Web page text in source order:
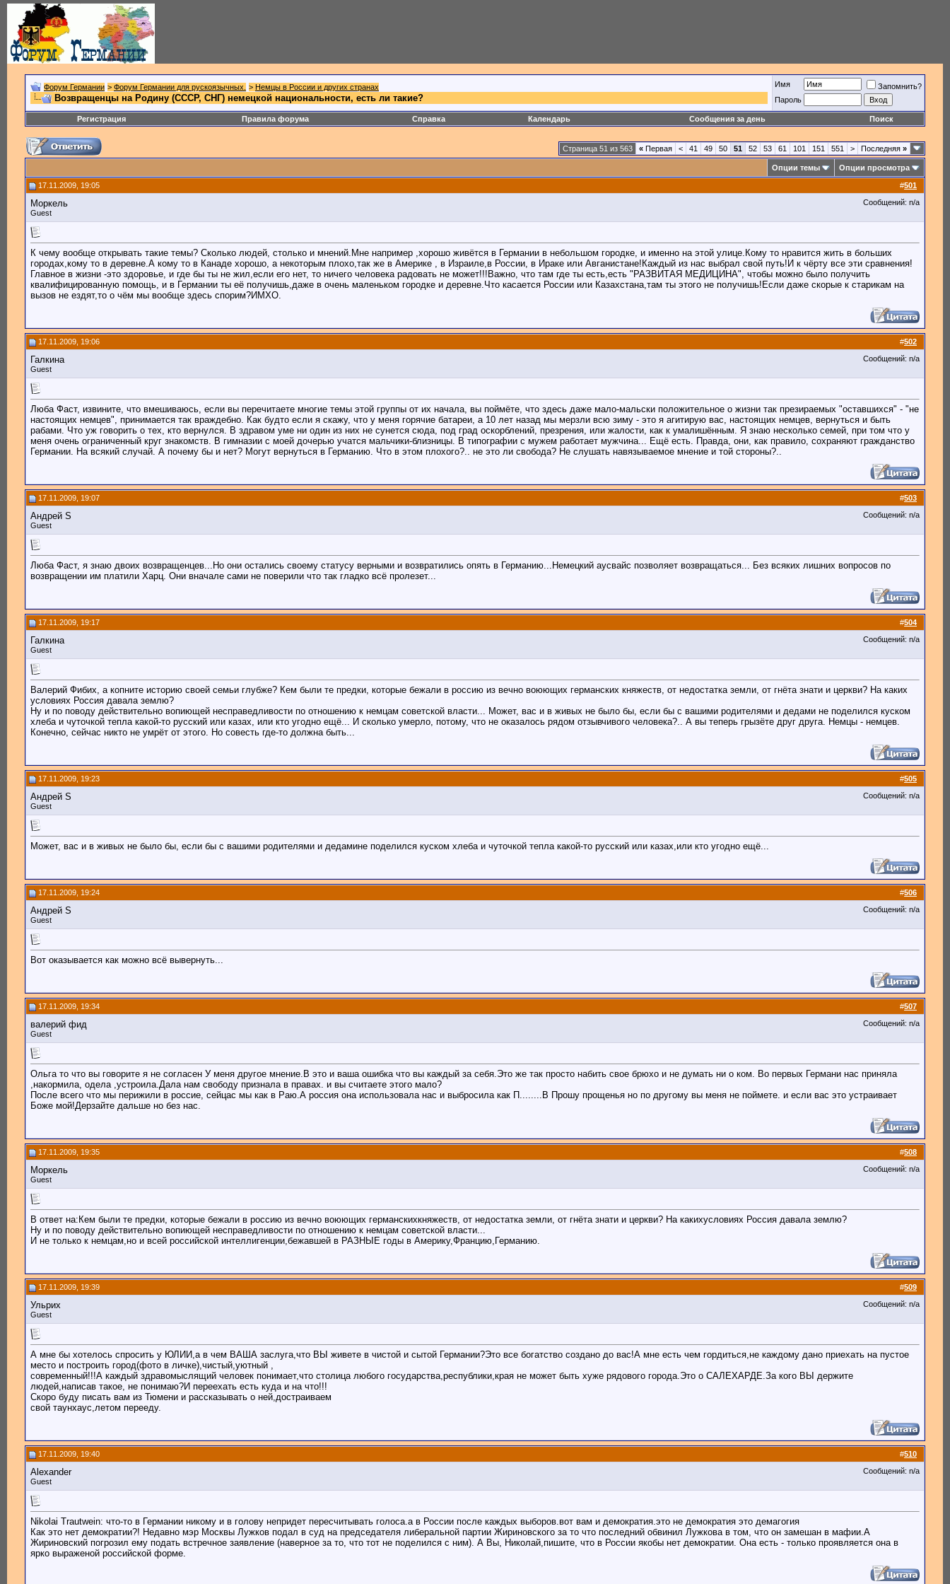
Форум Германии > Форум Германии для рускоязычных. > Немцы в России и других странах
Возвращенцы на Родину (СССР, СНГ) немецкой национальности, есть ли такие?
Имя
Запомнить?
Пароль
Регистрация Правила форума Справка Календарь Сообщения за день Поиск
Страница 51 из 563 « Первая < 41 49 50 51 52 53 61 101 151 551 > Последняя »
Опции темы Опции просмотра
#501
17.11.2009, 19:05
Моркель
Guest
Сообщений: n/a
К чему вообще открывать такие темы? Сколько людей, столько и мнений.Мне например ,хорошо живётся в Германии в небольшом городке, и именно на этой улице.Кому то нравится жить в больших
городах,кому то в деревне.А кому то в Канаде хорошо, а некоторым плохо,так же в Америке , в Израиле,в России, в Ираке или Авганистане!Каждый из нас выбрал свой путь!И к чёрту все эти сравнения!
Главное в жизни -это здоровье, и где бы ты не жил,если его нет, то ничего человека радовать не может!!!Важно, что там где ты есть,есть "РАЗВИТАЯ МЕДИЦИНА", чтобы можно было получить
квалифицированную помощь, и в Германии ты её получишь,даже в очень маленьком городке и деревне.Что касается России или Казахстана,там ты этого не получишь!Если даже скорые к старикам на
вызов не ездят,то о чём мы вообще здесь спорим?ИМХО.
#502
17.11.2009, 19:06
Галкина
Guest
Сообщений: n/a
Люба Фаст, извините, что вмешиваюсь, если вы перечитаете многие темы этой группы от их начала, вы поймёте, что здесь даже мало-мальски положительное о жизни так презираемых "оставшихся" - "не
настоящих немцев", принимается так враждебно. Как будто если я скажу, что у меня горячие батареи, а 10 лет назад мы мерзли всю зиму - это я агитирую вас, настоящих немцев, вернуться и быть
рабами. Что уж говорить о тех, кто вернулся. В здравом уме ни один из них не сунется сюда, под град оскорблений, презрения, или жалости, как к умалишённым. Я знаю несколько семей, при том что у
меня очень ограниченный круг знакомств. В гимназии с моей дочерью учатся мальчики-близницы. В типографии с мужем работает мужчина... Ещё есть. Правда, они, как правило, сохраняют гражданство
Германии. На всякий случай. А почему бы и нет? Могут вернуться в Германию. Что в этом плохого?.. не это ли свобода? Не слушать навязываемое мнение и той стороны?..
#503
17.11.2009, 19:07
Андрей S
Guest
Сообщений: n/a
Люба Фаст, я знаю двоих возвращенцев...Но они остались своему статусу верными и возвратились опять в Германию...Немецкий аусвайс позволяет возвращаться... Без всяких лишних вопросов по
возвращении им платили Харц. Они вначале сами не поверили что так гладко всё пролезет...
#504
17.11.2009, 19:17
Галкина
Guest
Сообщений: n/a
Валерий Фибих, а копните историю своей семьи глубже? Кем были те предки, которые бежали в россию из вечно воюющих германских княжеств, от недостатка земли, от гнёта знати и церкви? На каких
условиях Россия давала землю?
Ну и по поводу действительно вопиющей несправедливости по отношению к немцам советской власти... Может, вас и в живых не было бы, если бы с вашими родителями и дедами не поделился куском
хлеба и чуточкой тепла какой-то русский или казах, или кто угодно ещё... И сколько умерло, потому, что не оказалось рядом отзывчивого человека?.. А вы теперь грызёте друг друга. Немцы - немцев.
Конечно, сейчас никто не умрёт от этого. Но совесть где-то должна быть...
#505
17.11.2009, 19:23
Андрей S
Guest
Сообщений: n/a
Может, вас и в живых не было бы, если бы с вашими родителями и дедамине поделился куском хлеба и чуточкой тепла какой-то русский или казах,или кто угодно ещё...
#506
17.11.2009, 19:24
Андрей S
Guest
Сообщений: n/a
Вот оказывается как можно всё вывернуть...
#507
17.11.2009, 19:34
валерий фид
Guest
Сообщений: n/a
Ольга то что вы говорите я не согласен У меня другое мнение.В это и ваша ошибка что вы каждый за себя.Это же так просто набить свое брюхо и не думать ни о ком. Во первых Германи нас приняла
,накормила, одела ,устроила.Дала нам свободу признала в правах. и вы считаете этого мало?
После всего что мы перижили в россие, сейцас мы как в Раю.А россия она использовала нас и выбросила как П........В Прошу прощенья но по другому вы меня не поймете. и если вас это устраивает
Боже мой!Дерзайте дальше но без нас.
#508
17.11.2009, 19:35
Моркель
Guest
Сообщений: n/a
В ответ на:Кем были те предки, которые бежали в россию из вечно воюющих германскихкняжеств, от недостатка земли, от гнёта знати и церкви? На какихусловиях Россия давала землю?
Ну и по поводу действительно вопиющей несправедливости по отношению к немцам советской власти...
И не только к немцам,но и всей российской интеллигенции,бежавшей в РАЗНЫЕ годы в Америку,Францию,Германию.
#509
17.11.2009, 19:39
Ульрих
Guest
Сообщений: n/a
А мне бы хотелось спросить у ЮЛИИ,а в чем ВАША заслуга,что ВЫ живете в чистой и сытой Германии?Это все богатство создано до вас!А мне есть чем гордиться,не каждому дано приехать на пустое
место и построить город(фото в личке),чистый,уютный ,
современный!!!А каждый здравомыслящий человек понимает,что столица любого государства,республики,края не может быть хуже рядового города.Это о САЛЕХАРДЕ.За кого ВЫ держите
людей,написав такое, не понимаю?И переехать есть куда и на что!!!
Скоро буду писать вам из Тюмени и рассказывать о ней,достраиваем
свой таунхаус,летом перееду.
#510
17.11.2009, 19:40
Аlexander
Guest
Сообщений: n/a
Nikolai Trautwein: что-то в Германии никому и в голову непридет пересчитывать голоса.а в России после каждых выборов.вот вам и демократия.это не демократия это демагогия
Как это нет демократии?! Недавно мэр Москвы Лужков подал в суд на председателя либеральной партии Жириновского за то что последний обвинил Лужкова в том, что он замешан в мафии.А
Жириновский погрозил ему подать встречное заявление (наверное за то, что тот не поделился с ним). А Вы, Николай,пишите, что в России якобы нет демократии. Она есть - только проявляется она в
ярко выраженой российской форме.